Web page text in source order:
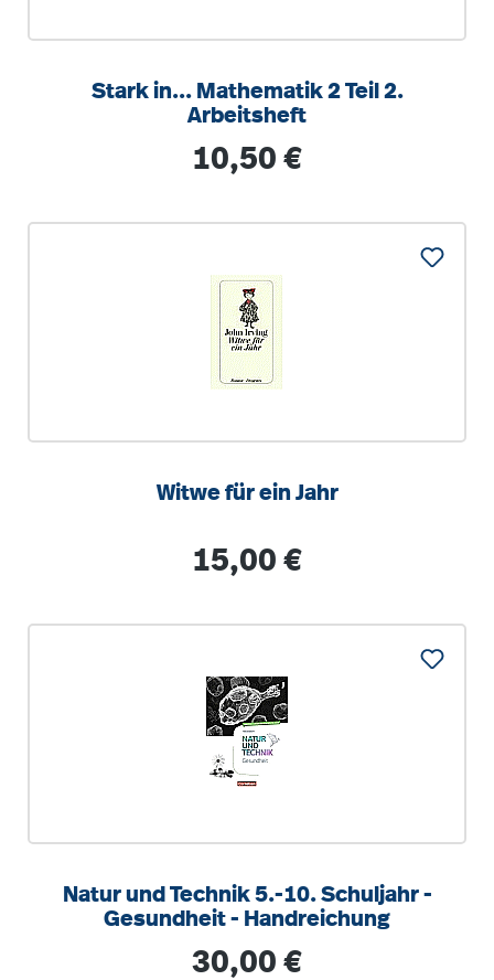
Stark in... Mathematik 2 Teil 2.
Arbeitsheft
Regulärer Preis:
10,50 €
Witwe für ein Jahr
Regulärer Preis:
15,00 €
Natur und Technik 5.-10. Schuljahr -
Gesundheit - Handreichung
Regulärer Preis:
30,00 €